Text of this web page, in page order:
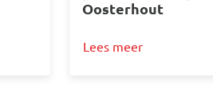
Oosterhout
Lees meer